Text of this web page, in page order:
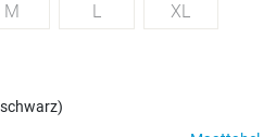
M L XL